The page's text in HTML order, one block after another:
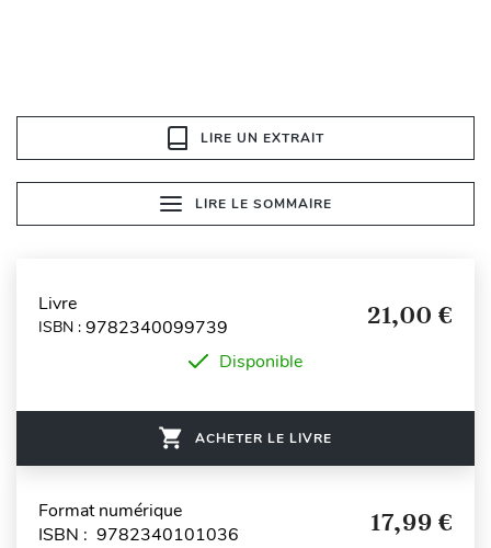
LIRE UN EXTRAIT
LIRE LE SOMMAIRE
Livre
ISBN : 9782340099739 21,00 €
Disponible
ACHETER LE LIVRE
Format numérique
ISBN : 9782340101036
17,99 €